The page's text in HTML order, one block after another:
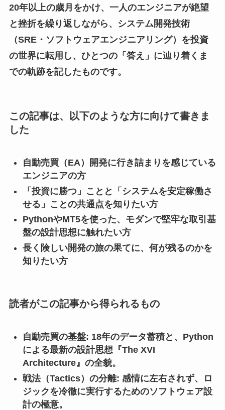
20年以上の歳月をかけ、一人のエンジニアが絶望
と挫折を繰り返しながら、システム開発技術
（SRE・ソフトウェアエンジニアリング）を投資
の世界に転用し、ひとつの「答え」に辿り着くま
での軌跡を記したものです。
この記事は、以下のような方に向けて書きま
した
自動売買（EA）開発に行き詰まりを感じている
エンジニアの方
「投資に勝つ」ことと「システムを安定稼働さ
せる」ことの共通点を知りたい方
PythonやMT5を使った、モダンで堅牢な取引基
盤の設計思想に触れたい方
長く険しい開発の旅の果てに、何が残るのかを
知りたい方
読者がこの記事から得られるもの
自動売買の基盤: 18年のデータ蓄積と、Python
による最新の設計思想『The XVI
Architecture』の全貌。
戦法（Tactics）の分離: 感情に左右されず、ロ
ジックを冷徹に実行するためのソフトウェア設
計の極意。